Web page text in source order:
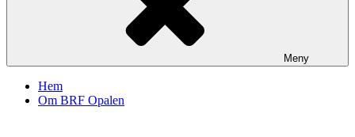
Meny
Hem
Om BRF Opalen